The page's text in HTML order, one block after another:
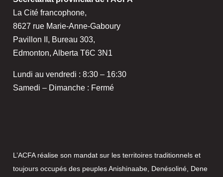
La Cité francophone,
8627 rue Marie-Anne-Gaboury
Pavillon II, Bureau 303,
Edmonton, Alberta T6C 3N1
Lundi au vendredi : 8:30 – 16:30
Samedi – Dimanche : Fermé
L’ACFA réalise son mandat sur les territoires traditionnels et
toujours occupés des peuples Anishinaabe, Denésoliné, Dene